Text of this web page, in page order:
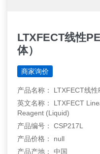
LTXFECT线性
体）
商家询价
产品名称： LTXFECT线性
英文名称： LTXFECT
Reagent (Liquid)
产品编号： CSP217L
产品价格： null
产品产地： 中国